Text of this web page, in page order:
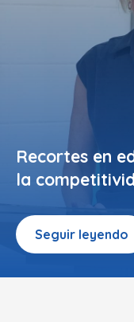
Recortes en
la
Seguir leyendo